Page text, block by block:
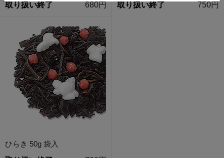
取り扱い終了
680円
取り扱い終了
750円
ひらき 50g 袋入